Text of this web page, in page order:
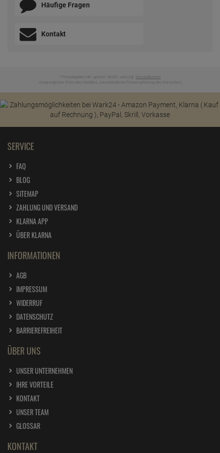
Dr.Beckmann Wäsche Duft Spring 250ml
Häufige Fragen
Kontakt
* Preisangaben inkl. gesetzl. MwSt. und zzgl. Versandkosten
Ursprünglicher Preis des Händlers, Unverbindliche Preisempfehlung des Herstellers
SERVICE
FAQ
BLOG
SITEMAP
ZAHLUNG UND VERSAND
KLARNA APP
ÜBER KLARNA
INFORMATIONEN
AGB
IMPRESSUM
WIDERRUF
DATENSCHUTZ
BARRIEREFREIHEIT
ÜBER UNS
UNSER UNTERNEHMEN
IHRE VORTEILE
KONTAKT
UNSER TEAM
GLOSSAR
KONTAKT